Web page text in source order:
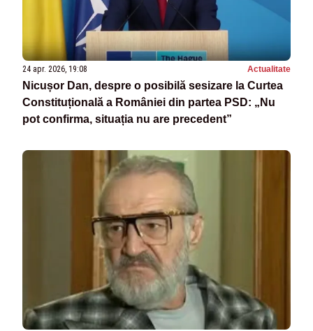
24 apr. 2026, 19:08 Actualitate
Nicușor Dan, despre o posibilă sesizare la Curtea
Constituțională a României din partea PSD: „Nu
pot confirma, situația nu are precedent”